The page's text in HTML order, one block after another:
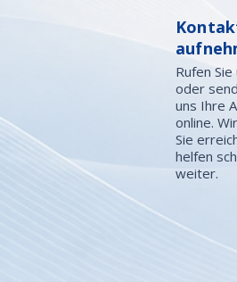
Rufen Sie
oder
uns Ihre
online.
Sie
helfen
weiter.